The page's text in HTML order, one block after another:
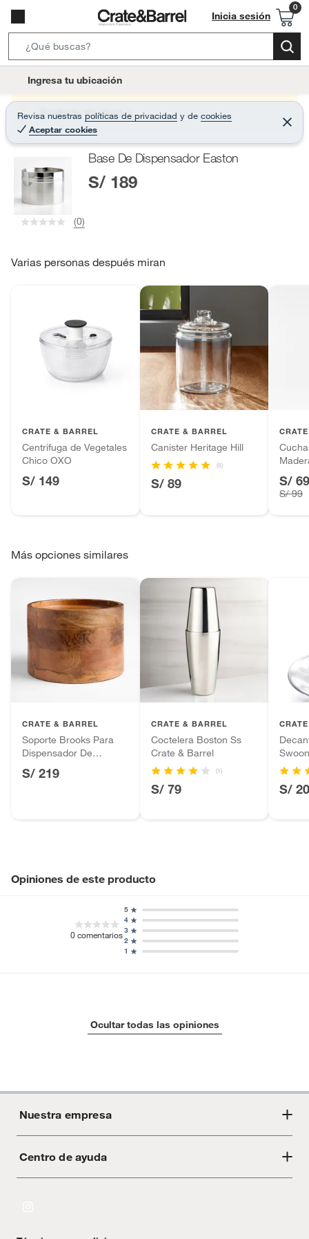
Inicia sesión
e
r
c
B
t
o
Ingresa tu ubicación
Revisa nuestras políticas de privacidad y de cookies
Aceptar cookies
C
e
r
Producto sin stock :(
Base De Dispensador Easton
S/ 189
(0)
Varias personas después miran
CRATE & BARREL
Centrifuga de Vegetales
Chico OXO
S/ 149
CRATE & BARREL
Canister Heritage Hill
(5)
S/ 89 S/
S/ 99
Más opciones similares
CRATE & BARREL
Soporte Brooks Para
Dispensador De
Bebidas
S/ 219
CRATE & BARREL
Coctelera Boston Ss
Crate & Barrel
(1)
S/ 79 S/
Opiniones de este producto
0comentarios
1
2
3
4
5
Ocultar todas las opiniones
Nuestra empresa
Acerca de Crate
Centro de ayuda